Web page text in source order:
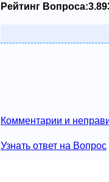
Рейтинг Вопроса:
Комментарии и
Узнать ответ на Вопрос